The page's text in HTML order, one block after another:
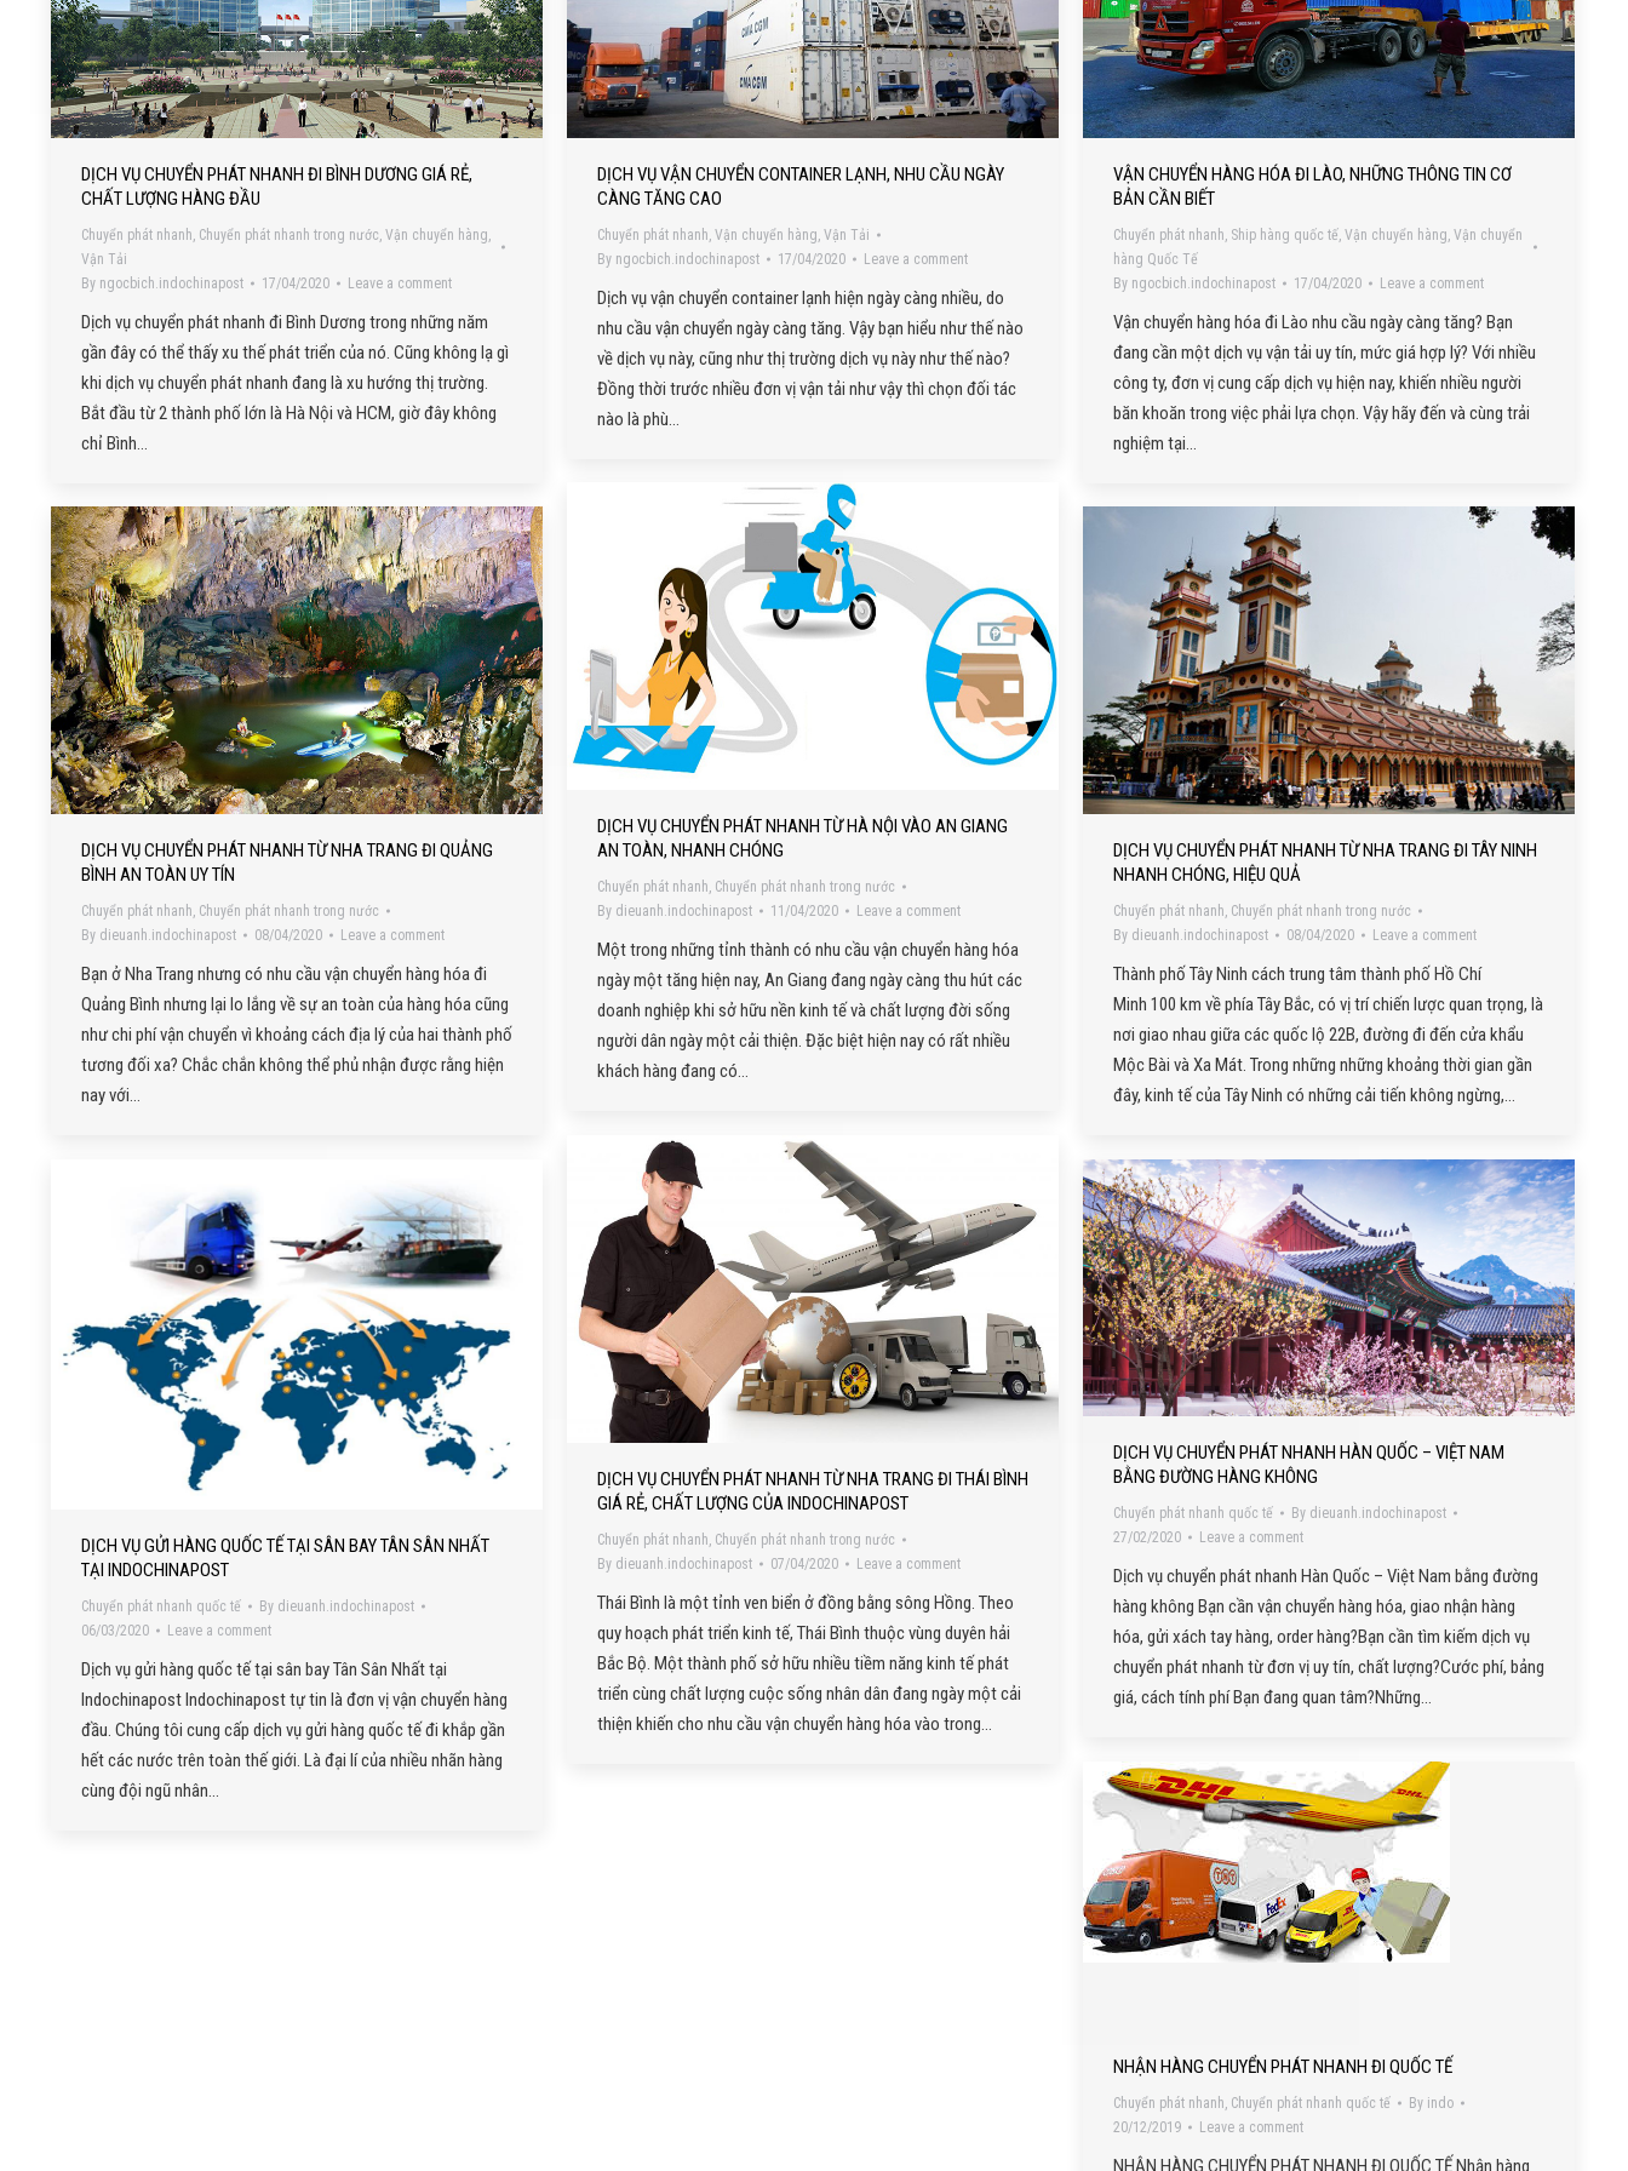
DỊCH VỤ CHUYỂN PHÁT NHANH ĐI BÌNH DƯƠNG GIÁ RẺ,
CHẤT LƯỢNG HÀNG ĐẦU
Chuyển phát nhanh Chuyển phát nhanh trong nước Vận chuyển hàng
Vận Tải
By ngocbich.indochinapost 17/04/2020 Leave a comment
Dịch vụ chuyển phát nhanh đi Bình Dương trong những năm
gần đây có thể thấy xu thế phát triển của nó. Cũng không lạ gì
khi dịch vụ chuyển phát nhanh đang là xu hướng thị trường.
Bắt đầu từ 2 thành phố lớn là Hà Nội và HCM, giờ đây không
chỉ Bình…
DỊCH VỤ VẬN CHUYỂN CONTAINER LẠNH, NHU CẦU NGÀY
CÀNG TĂNG CAO
Chuyển phát nhanh Vận chuyển hàng Vận Tải
By ngocbich.indochinapost 17/04/2020 Leave a comment
Dịch vụ vận chuyển container lạnh hiện ngày càng nhiều, do
nhu cầu vận chuyển ngày càng tăng. Vậy bạn hiểu như thế nào
về dịch vụ này, cũng như thị trường dịch vụ này như thế nào?
Đồng thời trước nhiều đơn vị vận tải như vậy thì chọn đối tác
nào là phù…
VẬN CHUYỂN HÀNG HÓA ĐI LÀO, NHỮNG THÔNG TIN CƠ
BẢN CẦN BIẾT
Chuyển phát nhanh Ship hàng quốc tế Vận chuyển hàng Vận chuyển
hàng Quốc Tế
By ngocbich.indochinapost 17/04/2020 Leave a comment
Vận chuyển hàng hóa đi Lào nhu cầu ngày càng tăng? Bạn
đang cần một dịch vụ vận tải uy tín, mức giá hợp lý? Với nhiều
công ty, đơn vị cung cấp dịch vụ hiện nay, khiến nhiều người
băn khoăn trong việc phải lựa chọn. Vậy hãy đến và cùng trải
nghiệm tại…
DỊCH VỤ CHUYỂN PHÁT NHANH TỪ HÀ NỘI VÀO AN GIANG
AN TOÀN, NHANH CHÓNG
Chuyển phát nhanh Chuyển phát nhanh trong nước
By dieuanh.indochinapost 11/04/2020 Leave a comment
Một trong những tỉnh thành có nhu cầu vận chuyển hàng hóa
ngày một tăng hiện nay, An Giang đang ngày càng thu hút các
doanh nghiệp khi sở hữu nền kinh tế và chất lượng đời sống
người dân ngày một cải thiện. Đặc biệt hiện nay có rất nhiều
khách hàng đang có…
DỊCH VỤ CHUYỂN PHÁT NHANH TỪ NHA TRANG ĐI QUẢNG
BÌNH AN TOÀN UY TÍN
Chuyển phát nhanh Chuyển phát nhanh trong nước
By dieuanh.indochinapost 08/04/2020 Leave a comment
Bạn ở Nha Trang nhưng có nhu cầu vận chuyển hàng hóa đi
Quảng Bình nhưng lại lo lắng về sự an toàn của hàng hóa cũng
như chi phí vận chuyển vì khoảng cách địa lý của hai thành phố
tương đối xa? Chắc chắn không thể phủ nhận được rằng hiện
nay với…
DỊCH VỤ CHUYỂN PHÁT NHANH TỪ NHA TRANG ĐI TÂY NINH
NHANH CHÓNG, HIỆU QUẢ
Chuyển phát nhanh Chuyển phát nhanh trong nước
By dieuanh.indochinapost 08/04/2020 Leave a comment
Thành phố Tây Ninh cách trung tâm thành phố Hồ Chí
Minh 100 km về phía Tây Bắc, có vị trí chiến lược quan trọng, là
nơi giao nhau giữa các quốc lộ 22B, đường đi đến cửa khẩu
Mộc Bài và Xa Mát. Trong những những khoảng thời gian gần
đây, kinh tế của Tây Ninh có những cải tiến không ngừng,…
DỊCH VỤ CHUYỂN PHÁT NHANH TỪ NHA TRANG ĐI THÁI BÌNH
GIÁ RẺ, CHẤT LƯỢNG CỦA INDOCHINAPOST
Chuyển phát nhanh Chuyển phát nhanh trong nước
By dieuanh.indochinapost 07/04/2020 Leave a comment
Thái Bình là một tỉnh ven biển ở đồng bằng sông Hồng. Theo
quy hoạch phát triển kinh tế, Thái Bình thuộc vùng duyên hải
Bắc Bộ. Một thành phố sở hữu nhiều tiềm năng kinh tế phát
triển cùng chất lượng cuộc sống nhân dân đang ngày một cải
thiện khiến cho nhu cầu vận chuyển hàng hóa vào trong…
DỊCH VỤ GỬI HÀNG QUỐC TẾ TẠI SÂN BAY TÂN SÂN NHẤT
TẠI INDOCHINAPOST
Chuyển phát nhanh quốc tế By dieuanh.indochinapost
06/03/2020
Leave a comment
Dịch vụ gửi hàng quốc tế tại sân bay Tân Sân Nhất tại
Indochinapost Indochinapost tự tin là đơn vị vận chuyển hàng
đầu. Chúng tôi cung cấp dịch vụ gửi hàng quốc tế đi khắp gần
hết các nước trên toàn thế giới. Là đại lí của nhiều nhãn hàng
cùng đội ngũ nhân…
DỊCH VỤ CHUYỂN PHÁT NHANH HÀN QUỐC – VIỆT NAM
BẰNG ĐƯỜNG HÀNG KHÔNG
Chuyển phát nhanh quốc tế By dieuanh.indochinapost
27/02/2020
Leave a comment
Dịch vụ chuyển phát nhanh Hàn Quốc – Việt Nam bằng đường
hàng không Bạn cần vận chuyển hàng hóa, giao nhận hàng
hóa, gửi xách tay hàng, order hàng?Bạn cần tìm kiếm dịch vụ
chuyển phát nhanh từ đơn vị uy tín, chất lượng?Cước phí, bảng
giá, cách tính phí Bạn đang quan tâm?Những…
NHẬN HÀNG CHUYỂN PHÁT NHANH ĐI QUỐC TẾ
Chuyển phát nhanh, Chuyển phát nhanh quốc tế By indo
20/12/2019
Leave a comment